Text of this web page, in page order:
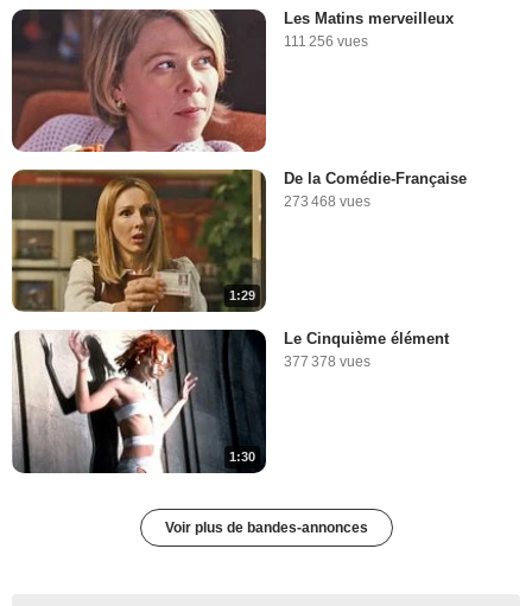
Les Matins merveilleux
111 256 vues
1:29
De la Comédie-Française
273 468 vues
1:30
Le Cinquième élément
377 378 vues
Voir plus de bandes-annonces